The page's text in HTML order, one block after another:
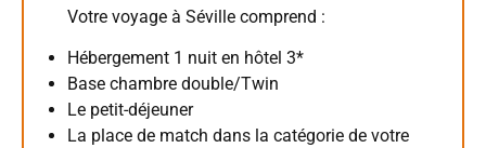
Votre voyage à Séville comprend :
Hébergement 1 nuit en hôtel 3*
Base chambre double/Twin
Le petit-déjeuner
La place de match dans la catégorie de votre